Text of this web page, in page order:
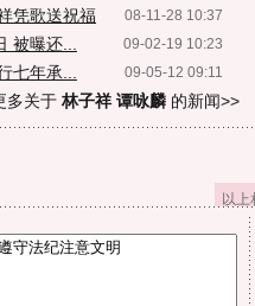
08-11-28 10:37
凭歌送祝福
09-02-19 10:23
被曝还...
09-05-12 09:11
七年承...
多关于 林子祥 谭咏麟 的新闻>>
以